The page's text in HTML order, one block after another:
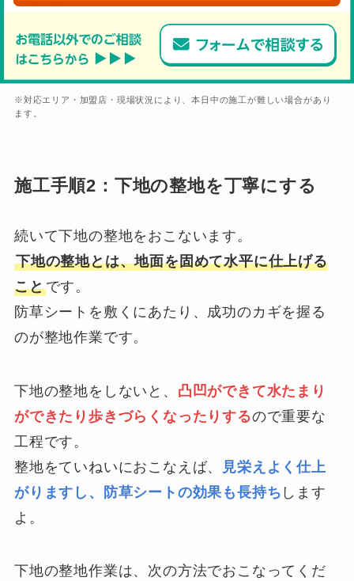
※対応エリア・加盟店・現場状況により、本日中の施工が難しい場合があり
ます。
施工手順2：下地の整地を丁寧にする
続いて下地の整地をおこないます。
下地の整地とは、地面を固めて水平に仕上げる
ことです。
防草シートを敷くにあたり、成功のカギを握る
のが整地作業です。
下地の整地をしないと、 凸凹ができて水たまり
ができたり歩きづらくなったりするので重要な
工程です。
整地をていねいにおこなえば、
見栄えよく仕上
がりますし、防草シートの効果も長持ち します
よ。
下地の整地作業は、次の方法でおこなってくだ